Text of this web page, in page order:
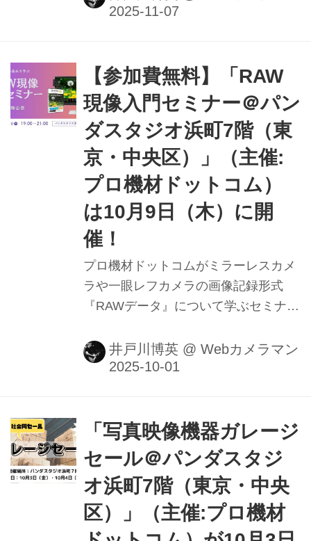
す！11月9日（日）まで。お見逃しな
【参加費無料】「RAW
現像入門セミナー＠パン
ダスタジオ浜町7階（東
京・中央区）」（主催:
プロ機材ドットコム）
は10月9日（木）に開
催！
プロ機材ドットコムがミラーレスカメ
ラや一眼レフカメラの画像記録形式
『RAWデータ』について学ぶセミナー
で開催する。
井戸川博英 @ Webカメラマン
「写真映像機器ガレージ
セール＠パンダスタジ
オ浜町7階（東京・中央
区）」（主催:プロ機材